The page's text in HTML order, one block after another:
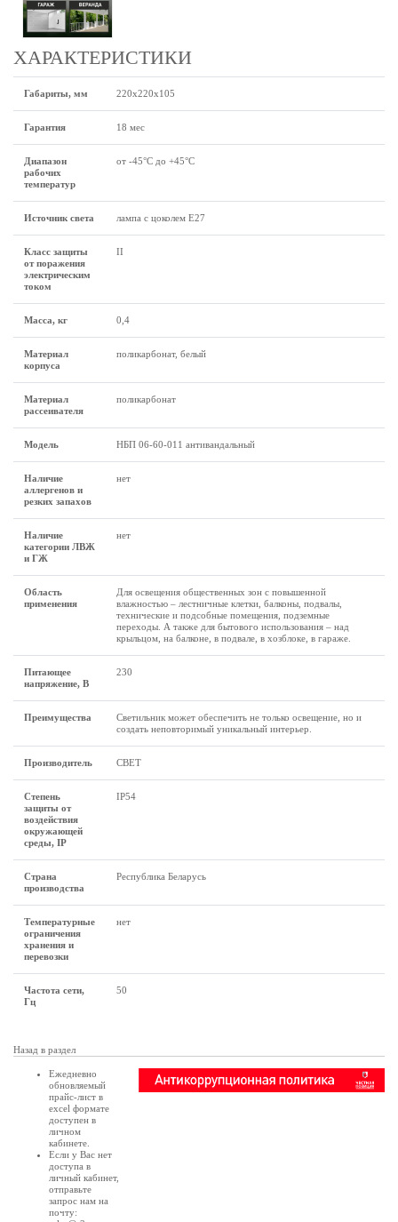
ХАРАКТЕРИСТИКИ
Габариты, мм 220х220х105
Гарантия 18 мес
Диапазон
рабочих
температур
от -45°С до +45°С
Источник света лампа с цоколем Е27
Класс защиты
от поражения
электрическим
током
II
Масса, кг 0,4
Материал
корпуса
поликарбонат, белый
Материал
рассеивателя
поликарбонат
Модель НБП 06-60-011 антивандальный
Наличие
аллергенов и
резких запахов
нет
Наличие
категории ЛВЖ
и ГЖ
нет
Область
применения
Для освещения общественных зон с повышенной
влажностью – лестничные клетки, балконы, подвалы,
технические и подсобные помещения, подземные
переходы. А также для бытового использования – над
крыльцом, на балконе, в подвале, в хозблоке, в гараже.
Питающее
напряжение, В
230
Преимущества
Светильник может обеспечить не только освещение, но и
создать неповторимый уникальный интерьер.
Производитель СВЕТ
Степень
защиты от
воздействия
окружающей
среды, IP
IP54
Страна
производства
Республика Беларусь
Температурные
ограничения
хранения и
перевозки
нет
Частота сети,
Гц
50
Назад в раздел
Ежедневно
обновляемый
прайс-лист в
excel формате
доступен в
личном
кабинете
Если у Вас нет
доступа в
личный кабинет,
отправьте
запрос нам на
почту: